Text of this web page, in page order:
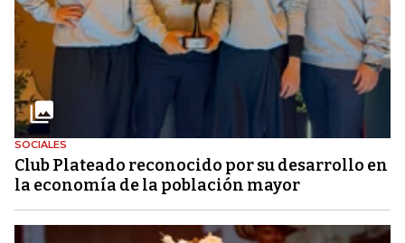
SOCIALES
Club Plateado reconocido por su desarrollo en
la economía de la población mayor